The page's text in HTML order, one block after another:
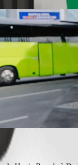
de Hogis
accueillir
premium de
un trajet pratique
? Essayez nos trajets
de notre
à petits prix